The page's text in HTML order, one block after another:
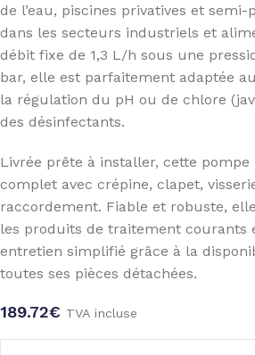
de l’eau, piscines privatives et
dans les secteurs industriels et
débit fixe de 1,3 L/h sous une
bar, elle est parfaitement adaptée
la régulation du pH ou de chlore
des désinfectants.
Livrée prête à installer, cette
complet avec crépine, clapet,
raccordement. Fiable et robuste,
les produits de traitement courants
entretien simplifié grâce à la
toutes ses pièces détachées.
189.72€ TVA incluse